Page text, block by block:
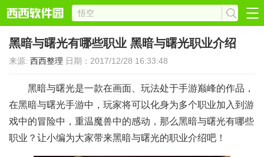
黑暗与曙光有哪些职业 黑暗与曙光职业介绍
来源: 西西整理 日期：2017/12/28 16:33:48
黑暗与曙光是一款在画面、玩法处于手游巅峰的作品，
在黑暗与曙光手游中，玩家将可以化身为多个职业加入到游
戏中的冒险中，重温魔兽中的感动，那么黑暗与曙光有哪些
职业？让小编为大家带来黑暗与曙光的职业介绍吧！